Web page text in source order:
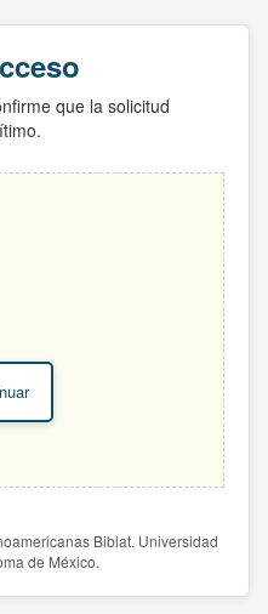
que la solicitud
Biblat. Universidad
de México.